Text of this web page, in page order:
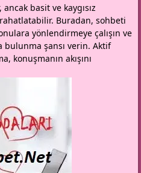
basit ve kaygısız
Buradan, sohbeti
yönlendirmeye çalışın ve
bulunma şansı verin. Aktif
konuşmanın akışını